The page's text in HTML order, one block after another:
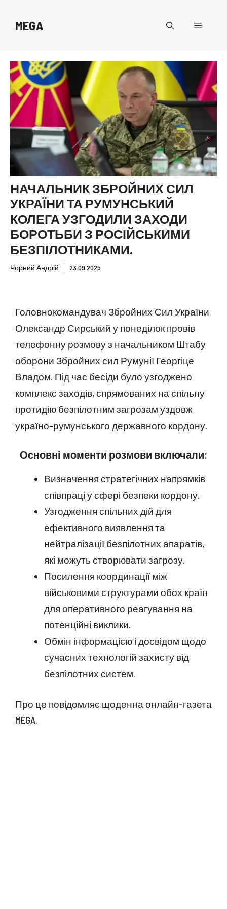
MEGA Меню
НАЧАЛЬНИК ЗБРОЙНИХ СИЛ
УКРАЇНИ ТА РУМУНСЬКИЙ
КОЛЕГА УЗГОДИЛИ ЗАХОДИ
БОРОТЬБИ З РОСІЙСЬКИМИ
БЕЗПІЛОТНИКАМИ.
Чорний Андрій 23.09.2025
Головнокомандувач Збройних Сил України
Олександр Сирський у понеділок провів
телефонну розмову з начальником Штабу
оборони Збройних сил Румунії Георгіце
Владом. Під час бесіди було узгоджено
комплекс заходів, спрямованих на спільну
протидію безпілотним загрозам уздовж
україно-румунського державного кордону.
Основні моменти розмови включали:
Визначення стратегічних напрямків
співпраці у сфері безпеки кордону.
Узгодження спільних дій для
ефективного виявлення та
нейтралізації безпілотних апаратів,
які можуть створювати загрозу.
Посилення координації між
військовими структурами обох країн
для оперативного реагування на
потенційні виклики.
Обмін інформацією і досвідом щодо
сучасних технологій захисту від
безпілотних систем.
Про це повідомляє щоденна онлайн-газета
MEGA.